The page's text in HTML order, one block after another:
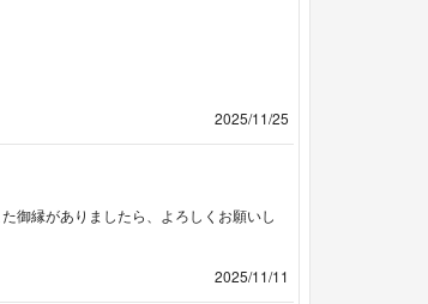
2025/11/25
御縁がありましたら、よろしくお願いし
2025/11/11